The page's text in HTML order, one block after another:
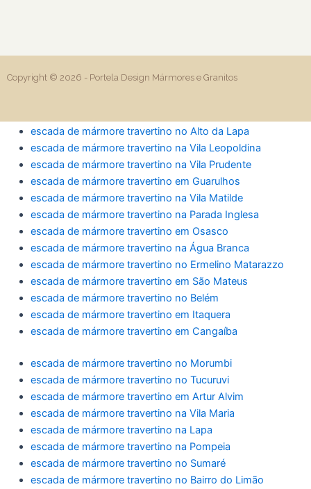
Copyright © 2026 - Portela Design Mármores e Granitos
escada de mármore travertino no Alto da Lapa
escada de mármore travertino na Vila Leopoldina
escada de mármore travertino na Vila Prudente
escada de mármore travertino em Guarulhos
escada de mármore travertino na Vila Matilde
escada de mármore travertino na Parada Inglesa
escada de mármore travertino em Osasco
escada de mármore travertino na Água Branca
escada de mármore travertino no Ermelino Matarazzo
escada de mármore travertino em São Mateus
escada de mármore travertino no Belém
escada de mármore travertino em Itaquera
escada de mármore travertino em Cangaíba
escada de mármore travertino no Morumbi
escada de mármore travertino no Tucuruvi
escada de mármore travertino em Artur Alvim
escada de mármore travertino na Vila Maria
escada de mármore travertino na Lapa
escada de mármore travertino na Pompeia
escada de mármore travertino no Sumaré
escada de mármore travertino no Bairro do Limão